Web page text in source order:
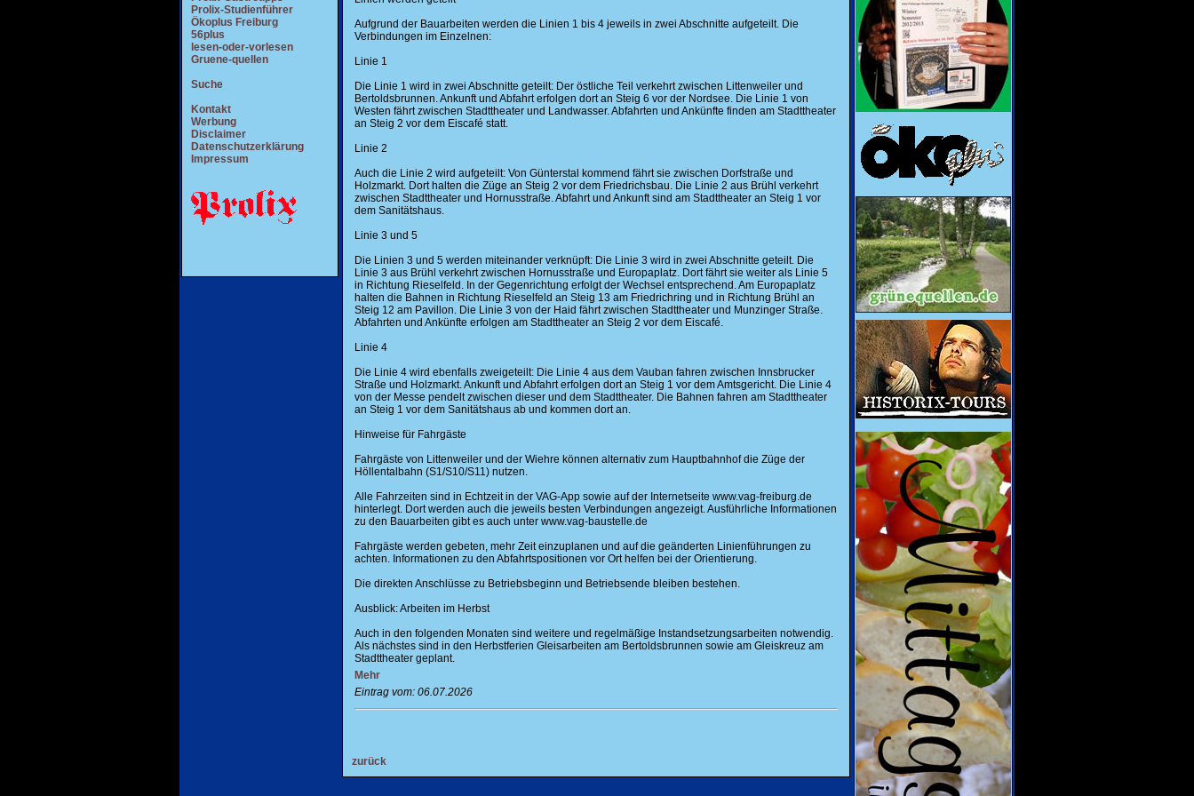
Prolix-Studienführer
Ökoplus Freiburg
56plus
lesen-oder-vorlesen
Gruene-quellen
Suche
Kontakt
Werbung
Disclaimer
Datenschutzerklärung
Impressum
Aufgrund der Bauarbeiten werden die Linien 1 bis 4 jeweils in zwei Abschnitte aufgeteilt. Die
Verbindungen im Einzelnen:
Linie 1
Die Linie 1 wird in zwei Abschnitte geteilt: Der östliche Teil verkehrt zwischen Littenweiler und
Bertoldsbrunnen. Ankunft und Abfahrt erfolgen dort an Steig 6 vor der Nordsee. Die Linie 1 von
Westen fährt zwischen Stadttheater und Landwasser. Abfahrten und Ankünfte finden am Stadttheater
an Steig 2 vor dem Eiscafé statt.
Linie 2
Auch die Linie 2 wird aufgeteilt: Von Günterstal kommend fährt sie zwischen Dorfstraße und
Holzmarkt. Dort halten die Züge an Steig 2 vor dem Friedrichsbau. Die Linie 2 aus Brühl verkehrt
zwischen Stadttheater und Hornusstraße. Abfahrt und Ankunft sind am Stadttheater an Steig 1 vor
dem Sanitätshaus.
Linie 3 und 5
Die Linien 3 und 5 werden miteinander verknüpft: Die Linie 3 wird in zwei Abschnitte geteilt. Die
Linie 3 aus Brühl verkehrt zwischen Hornusstraße und Europaplatz. Dort fährt sie weiter als Linie 5
in Richtung Rieselfeld. In der Gegenrichtung erfolgt der Wechsel entsprechend. Am Europaplatz
halten die Bahnen in Richtung Rieselfeld an Steig 13 am Friedrichring und in Richtung Brühl an
Steig 12 am Pavillon. Die Linie 3 von der Haid fährt zwischen Stadttheater und Munzinger Straße.
Abfahrten und Ankünfte erfolgen am Stadttheater an Steig 2 vor dem Eiscafé.
Linie 4
Die Linie 4 wird ebenfalls zweigeteilt: Die Linie 4 aus dem Vauban fahren zwischen Innsbrucker
Straße und Holzmarkt. Ankunft und Abfahrt erfolgen dort an Steig 1 vor dem Amtsgericht. Die Linie 4
von der Messe pendelt zwischen dieser und dem Stadttheater. Die Bahnen fahren am Stadttheater
an Steig 1 vor dem Sanitätshaus ab und kommen dort an.
Hinweise für Fahrgäste
Fahrgäste von Littenweiler und der Wiehre können alternativ zum Hauptbahnhof die Züge der
Höllentalbahn (S1/S10/S11) nutzen.
Alle Fahrzeiten sind in Echtzeit in der VAG-App sowie auf der Internetseite www.vag-freiburg.de
hinterlegt. Dort werden auch die jeweils besten Verbindungen angezeigt. Ausführliche Informationen
zu den Bauarbeiten gibt es auch unter www.vag-baustelle.de
Fahrgäste werden gebeten, mehr Zeit einzuplanen und auf die geänderten Linienführungen zu
achten. Informationen zu den Abfahrtspositionen vor Ort helfen bei der Orientierung.
Die direkten Anschlüsse zu Betriebsbeginn und Betriebsende bleiben bestehen.
Ausblick: Arbeiten im Herbst
Auch in den folgenden Monaten sind weitere und regelmäßige Instandsetzungsarbeiten notwendig.
Als nächstes sind in den Herbstferien Gleisarbeiten am Bertoldsbrunnen sowie am Gleiskreuz am
Stadttheater geplant.
Mehr
Eintrag vom: 06.07.2026
zurück